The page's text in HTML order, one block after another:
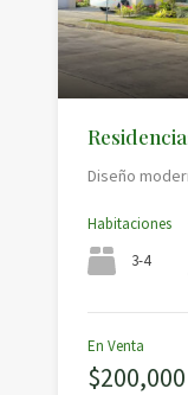
Diseño
Habitaciones
3-4
En Venta
$200,000